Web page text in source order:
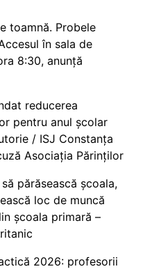
toamnă. Probele
în sala de
8:30, anunță
reducerea
pentru anul școlar
/ ISJ Constanța
Asociația Părinților
părăsească școala,
loc de muncă
școala primară –
2026: profesorii